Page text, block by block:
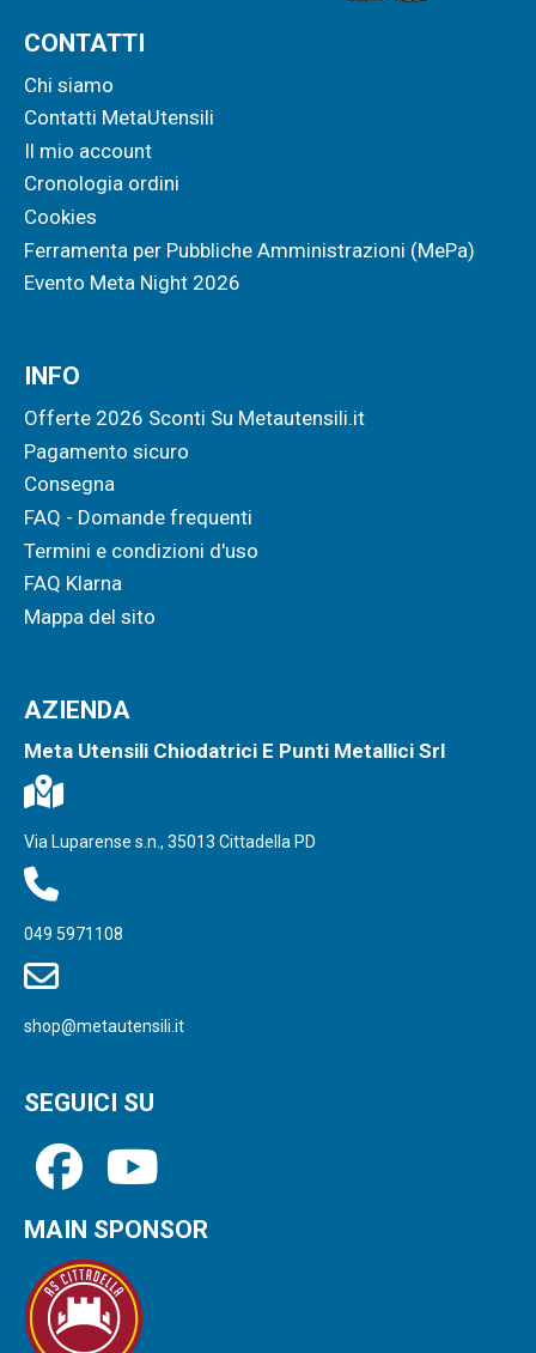
CONTATTI
Chi siamo
Contatti MetaUtensili
Il mio account
Cronologia ordini
Cookies
Ferramenta per Pubbliche Amministrazioni (MePa)
Evento Meta Night 2026
INFO
Offerte 2026 Sconti Su Metautensili.it
Pagamento sicuro
Consegna
FAQ - Domande frequenti
Termini e condizioni d'uso
FAQ Klarna
Mappa del sito
AZIENDA
Meta Utensili Chiodatrici E Punti Metallici Srl
Via Luparense s.n., 35013 Cittadella PD
049 5971108
shop@metautensili.it
SEGUICI SU
MAIN SPONSOR